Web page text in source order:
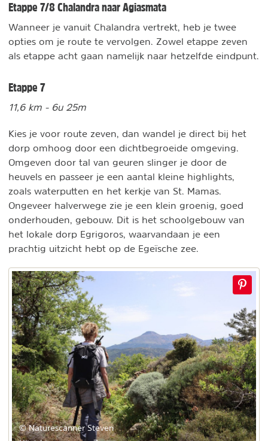
Etappe 7/8 Chalandra naar Agiasmata
Wanneer je vanuit Chalandra vertrekt, heb je twee
opties om je route te vervolgen. Zowel etappe zeven
als etappe acht gaan namelijk naar hetzelfde eindpunt.
Etappe 7
11,6 km - 6u 25m
Kies je voor route zeven, dan wandel je direct bij het
dorp omhoog door een dichtbegroeide omgeving.
Omgeven door tal van geuren slinger je door de
heuvels en passeer je een aantal kleine highlights,
zoals waterputten en het kerkje van St. Mamas.
Ongeveer halverwege zie je een klein groenig, goed
onderhouden, gebouw. Dit is het schoolgebouw van
het lokale dorp Egrigoros, waarvandaan je een
prachtig uitzicht hebt op de Egeïsche zee.
© Naturescanner Steven